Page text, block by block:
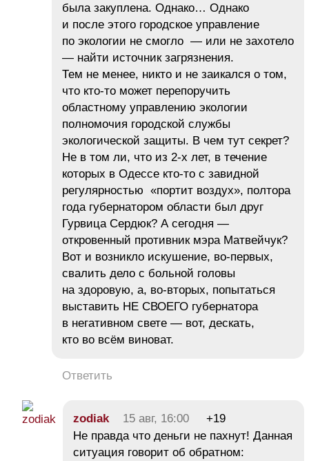
была закуплена. Однако… Однако
и после этого городское управление
по экологии не смогло — или не захотело
— найти источник загрязнения.
Тем не менее, никто и не заикался о том,
что кто-то может перепоручить
областному управлению экологии
полномочия городской службы
экологической защиты. В чем тут секрет?
Не в том ли, что из 2-х лет, в течение
которых в Одессе кто-то с завидной
регулярностью «портит воздух», полтора
года губернатором области был друг
Гурвица Сердюк? А сегодня —
откровенный противник мэра Матвейчук?
Вот и возникло искушение, во-первых,
свалить дело с больной головы
на здоровую, а, во-вторых, попытаться
выставить НЕ СВОЕГО губернатора
в негативном свете — вот, дескать,
кто во всём виноват.
Ответить
zodiak 15 авг, 16:00
+19
Не правда что деньги не пахнут! Данная
ситуация говорит об обратном: